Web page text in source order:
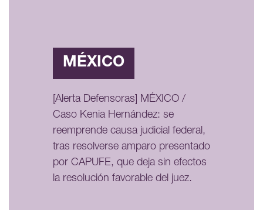
MÉXICO
[Alerta Defensoras] MÉXICO /
Caso Kenia Hernández: se
reemprende causa judicial federal,
tras resolverse amparo presentado
por CAPUFE, que deja sin efectos
la resolución favorable del juez.